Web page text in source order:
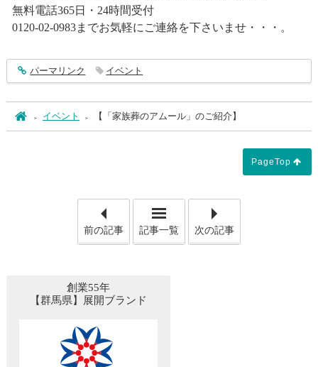
無料電話365日・24時間受付
0120-02-0983までお気軽にご連絡を下さいませ・・・。
entry765
パーマリンク イベント
ホームイベント 【「家族葬のアムール」のご紹介】
PageTop
前の記事 記事一覧 次の記事
創業55年
【群馬県】展開ブランド